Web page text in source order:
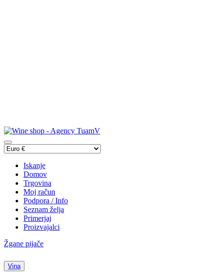
Iskanje
Domov
Trgovina
Moj račun
Podpora / Info
Seznam želja
Primerjaj
Proizvajalci
Žgane pijače
Vina